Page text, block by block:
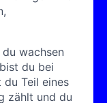
wachsen
du bei
du Teil eines
zählt und du